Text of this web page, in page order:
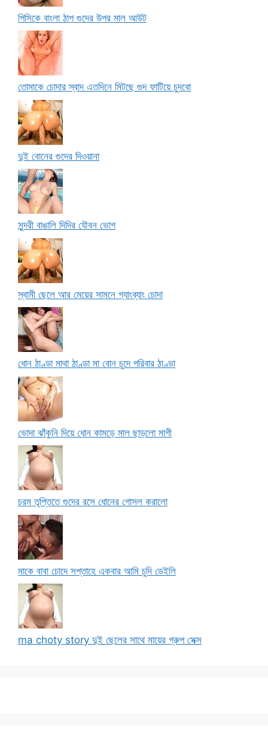
পিসিকে বাংলা ঠাপ গুদের উপর মাল আউট
তোমাকে চোদার স্বাদ এতদিনে মিটছে গুদ ফাটিয়ে চুদবো
দুই বোনের গুদের দিওয়ানা
সুন্দরী বাঙালি দিদির যৌবন ভোগ
স্বামী ছেলে আর মেয়ের সামনে গ্যাংব্যাং চোদা
ধোন ঠাণ্ডা মাথা ঠাণ্ডা মা বোন চুদে পরিবার ঠাণ্ডা
ভোদা ঝাঁকুনি দিয়ে ধোন কামড়ে মাল ছাড়লো মাগী
চরম তৃপ্তিতে গুদের রসে ধোনের গোসল করালো
মাকে বাবা চোদে সপ্তাহে একবার আমি চুদি ডেইলি
ma choty story দুই ছেলের সাথে মায়ের গ্রুপ সেক্স